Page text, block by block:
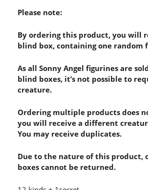
Please note:
By ordering this product, you will
blind box, containing one random
As all Sonny Angel figurines are
blind boxes, it’s not possible to
creature.
Ordering multiple products does
you will receive a different
You may receive duplicates.
Due to the nature of this product,
boxes cannot be returned.